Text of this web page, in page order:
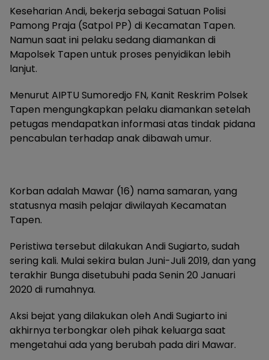
Keseharian Andi, bekerja sebagai Satuan Polisi
Pamong Praja (Satpol PP) di Kecamatan Tapen.
Namun saat ini pelaku sedang diamankan di
Mapolsek Tapen untuk proses penyidikan lebih
lanjut.
Menurut AIPTU Sumoredjo FN, Kanit Reskrim Polsek
Tapen mengungkapkan pelaku diamankan setelah
petugas mendapatkan informasi atas tindak pidana
pencabulan terhadap anak dibawah umur.
Korban adalah Mawar (16) nama samaran, yang
statusnya masih pelajar diwilayah Kecamatan
Tapen.
Peristiwa tersebut dilakukan Andi Sugiarto, sudah
sering kali. Mulai sekira bulan Juni-Juli 2019, dan yang
terakhir Bunga disetubuhi pada Senin 20 Januari
2020 di rumahnya.
Aksi bejat yang dilakukan oleh Andi Sugiarto ini
akhirnya terbongkar oleh pihak keluarga saat
mengetahui ada yang berubah pada diri Mawar.